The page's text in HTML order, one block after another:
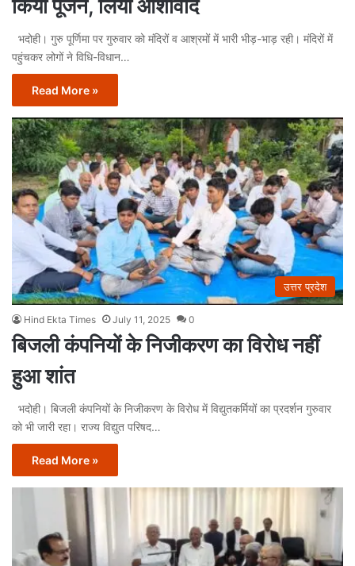
किया पूजन, लिया आर्शीवाद
भदोही। गुरु पूर्णिमा पर गुरुवार को मंदिरों व आश्रमों में भारी भीड़-भाड़ रही। मंदिरों में
पहुंचकर लोगों ने विधि-विधान…
Read More »
उत्तर प्रदेश
Hind Ekta Times July 11, 2025 0
बिजली कंपनियों के निजीकरण का विरोध नहीं
हुआ शांत
भदोही। बिजली कंपनियों के निजीकरण के विरोध में विद्युतकर्मियों का प्रदर्शन गुरुवार
को भी जारी रहा। राज्य विद्युत परिषद…
Read More »